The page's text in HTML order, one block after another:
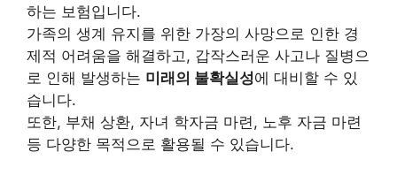
하는 보험입니다.
가족의 생계 유지를 위한 가장의 사망으로 인한 경
제적 어려움을 해결하고, 갑작스러운 사고나 질병으
로 인해 발생하는 미래의 불확실성에 대비할 수 있
습니다.
또한, 부채 상환, 자녀 학자금 마련, 노후 자금 마련
등 다양한 목적으로 활용될 수 있습니다.